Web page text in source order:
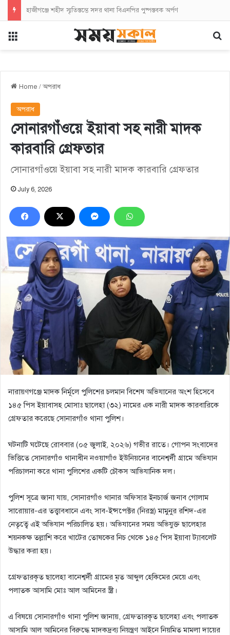
হাজীগঞ্জে শহীদ স্মৃতিস্তম্ভে সদর থানা বিএনপির পুষ্পস্তবক অর্পণ
Home /অপরাধ
অপরাধ
সোনারগাঁওয়ে ইয়াবা সহ নারী মাদক
কারবারি গ্রেফতার
সোনারগাঁওয়ে ইয়াবা সহ নারী মাদক কারবারি গ্রেফতার
July 6, 2026
নারায়ণগঞ্জে মাদক নির্মূলে পুলিশের চলমান বিশেষ অভিযানের অংশ হিসেবে
১৪৫ পিস ইয়াবাসহ মোসাঃ ছালেহা (৩২) নামের এক নারী মাদক কারবারিকে
গ্রেফতার করেছে সোনারগাঁও থানা পুলিশ।
​ঘটনাটি ঘটেছে রোববার (০৫ জুলাই, ২০২৬) গভীর রাতে। গোপন সংবাদের
ভিত্তিতে সোনারগাঁও থানাধীন নওয়াগাঁও ইউনিয়নের বানেশ্বর্দী গ্রামে অভিযান
পরিচালনা করে থানা পুলিশের একটি চৌকস আভিযানিক দল।
​পুলিশ সূত্রে জানা যায়, সোনারগাঁও থানার অফিসার ইনচার্জ জনাব গোলাম
সারোয়ার-এর তত্ত্বাবধানে এবং সাব-ইন্সপেক্টর (নিরস্ত্র) মামুনুর রশিদ-এর
নেতৃত্বে এই অভিযান পরিচালিত হয়। অভিযানের সময় অভিযুক্ত ছালেহার
শয়নকক্ষ তল্লাশি করে খাটের তোষকের নিচ থেকে ১৪৫ পিস ইয়াবা ট্যাবলেট
উদ্ধার করা হয়।
​গ্রেফতারকৃত ছালেহা বানেশ্বর্দী গ্রামের মৃত আব্দুল হেকিমের মেয়ে এবং
পলাতক আসামি মোঃ আল আমিনের স্ত্রী।
​এ বিষয়ে সোনারগাঁও থানা পুলিশ জানায়, গ্রেফতারকৃত ছালেহা এবং পলাতক
আসামি আল আমিনের বিরুদ্ধে মাদকদ্রব্য নিয়ন্ত্রণ আইনে নিয়মিত মামলা দায়ের